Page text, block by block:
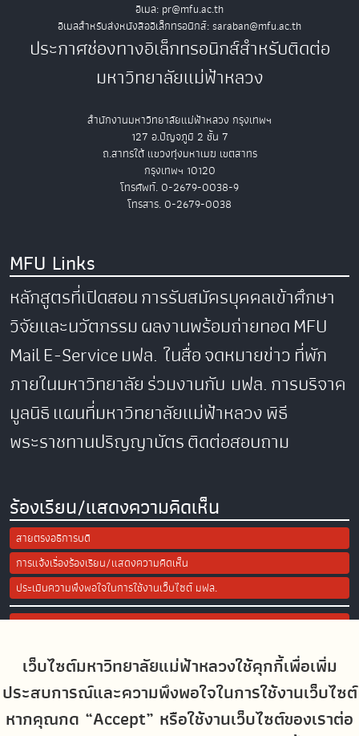
เว็บไซต์มหาวิทยาลัยแม่ฟ้าหลวงใช้คุกกี้เพื่อเพิ่ม
ประสบการณ์และความพึงพอใจในการใช้งานเว็บไซต์
หากคุณกด “Accept” หรือใช้งานเว็บไซต์ของเราต่อ
อีเมล: pr@mfu.ac.th
อีเมลสำหรับส่งหนังสืออิเล็กทรอนิกส์: saraban@mfu.ac.th
ประกาศช่องทางอิเล็กทรอนิกส์สำหรับติดต่อ
มหาวิทยาลัยแม่ฟ้าหลวง
สำนักงานมหาวิทยาลัยแม่ฟ้าหลวง กรุงเทพฯ
127 อ.ปัญจภูมิ 2 ชั้น 7
ถ.สาทรใต้ แขวงทุ่งมหาเมฆ เขตสาทร
กรุงเทพฯ 10120
โทรศัพท์. 0-2679-0038-9
โทรสาร. 0-2679-0038
MFU Links
หลักสูตรที่เปิดสอนการรับสมัครบุคคลเข้าศึกษา
วิจัยและนวัตกรรมผลงานพร้อมถ่ายทอดMFU
MailE-Serviceมฟล. ในสื่อจดหมายข่าวที่พัก
ภายในมหาวิทยาลัยร่วมงานกับ มฟล.การบริจาค
มูลนิธิแผนที่มหาวิทยาลัยแม่ฟ้าหลวงพิธี
พระราชทานปริญญาบัตรติดต่อสอบถาม
ร้องเรียน/แสดงความคิดเห็น
สายตรงอธิการบดี
การแจ้งเรื่องร้องเรียน/แสดงความคิดเห็น
ประเมินความพึงพอใจในการใช้งานเว็บไซต์ มฟล.
Site Map
Social Media